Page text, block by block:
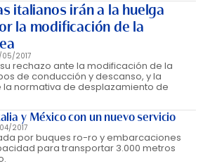
italianos irán a la huelga
la modificación de la
2017
rechazo ante la modificación de la
de conducción y descanso, y la
la normativa de desplazamiento de
y México con un nuevo servicio
2017
por buques ro-ro y embarcaciones
para transportar 3.000 metros